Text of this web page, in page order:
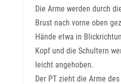
Die Arme werden durch
Brust nach vorne oben
Hände etwa in
Kopf und die Schultern
leicht angehoben.
Der PT zieht die Arme